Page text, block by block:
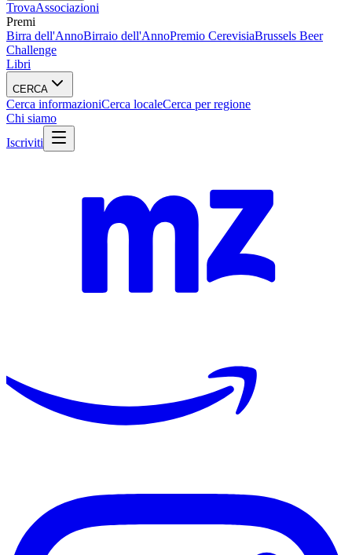
TrovaAssociazioni
Premi
Birra dell'AnnoBirraio dell'AnnoPremio CerevisiaBrussels Beer
Challenge
Libri
CERCA
Cerca informazioniCerca localeCerca per regione
Chi siamo
Iscriviti